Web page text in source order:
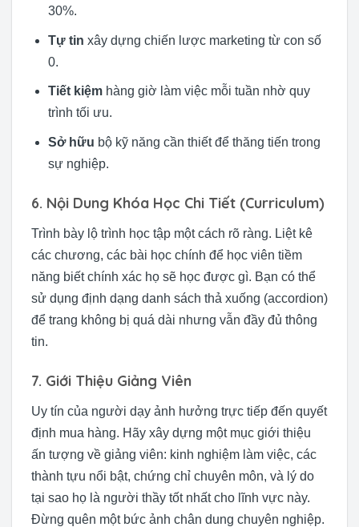
30%.
Tự tin xây dựng chiến lược marketing từ con số
0.
Tiết kiệmhàng giờ làm việc mỗi tuần nhờ quy
trình tối ưu.
Sở hữu bộ kỹ năng cần thiết để thăng tiến trong
sự nghiệp.
6. Nội Dung Khóa Học Chi Tiết (Curriculum)
Trình bày lộ trình học tập một cách rõ ràng. Liệt kê
các chương, các bài học chính để học viên tiềm
năng biết chính xác họ sẽ học được gì. Bạn có thể
sử dụng định dạng danh sách thả xuống (accordion)
để trang không bị quá dài nhưng vẫn đầy đủ thông
tin.
7. Giới Thiệu Giảng Viên
Uy tín của người dạy ảnh hưởng trực tiếp đến quyết
định mua hàng. Hãy xây dựng một mục giới thiệu
ấn tượng về giảng viên: kinh nghiệm làm việc, các
thành tựu nổi bật, chứng chỉ chuyên môn, và lý do
tại sao họ là người thầy tốt nhất cho lĩnh vực này.
Đừng quên một bức ảnh chân dung chuyên nghiệp.